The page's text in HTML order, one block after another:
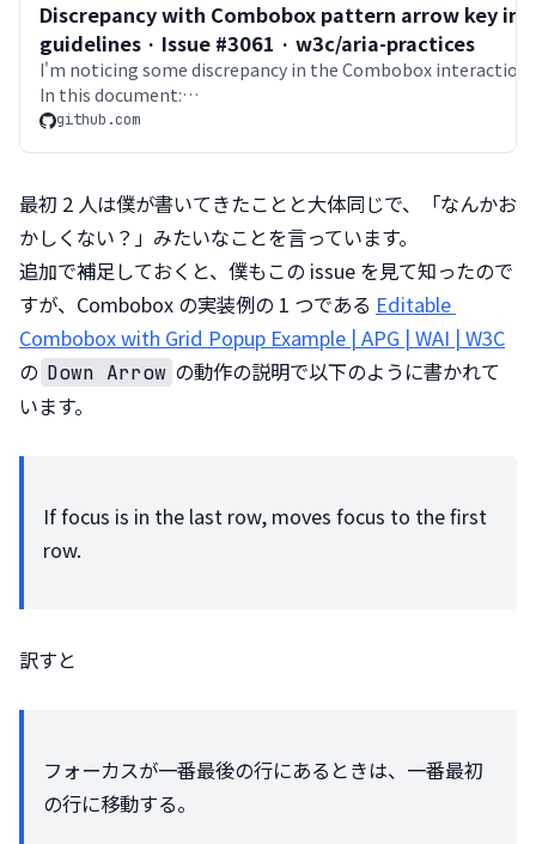
Discrepancy with Combobox pattern arrow key
guidelines · Issue #3061 · w3c/aria-practices
I'm noticing some discrepancy in the Combobox
In this document:
https://www.w3.org/WAI/ARIA/apg/patterns/combobox/
github.com
最初 2 人は僕が書いてきたことと大体同じで、「なんかお
かしくない？」みたいなことを言っています。
追加で補足しておくと、僕もこの issue を見て知ったので
すが、Combobox の実装例の 1 つである Editable
Combobox with Grid Popup Example | APG | WAI | W3C
の Down Arrow の動作の説明で以下のように書かれて
います。
If focus is in the last row, moves focus to the first
row.
訳すと
フォーカスが一番最後の行にあるときは、一番最初
の行に移動する。